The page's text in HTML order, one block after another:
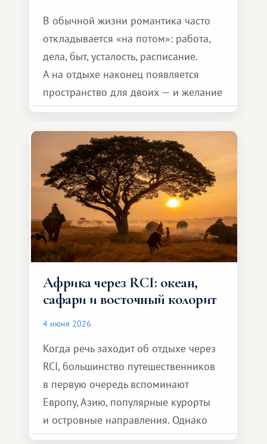
В обычной жизни романтика часто
откладывается «на потом»: работа,
дела, быт, усталость, расписание.
А на отдыхе наконец появляется
пространство для двоих — и желание
сделать для близкого человека что-то
особенное. Не обязательно
масштабное, но тёплое
и запоминающееся :)
Африка через RCI: океан,
сафари и восточный колорит
4 июня 2026
Когда речь заходит об отдыхе через
RCI, большинство путешественников
в первую очередь вспоминают
Европу, Азию, популярные курорты
и островные направления. Однако
возможности обменной системы